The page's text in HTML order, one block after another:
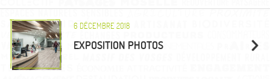
6 DÉCEMBRE 2018
EXPOSITION PHOTOS